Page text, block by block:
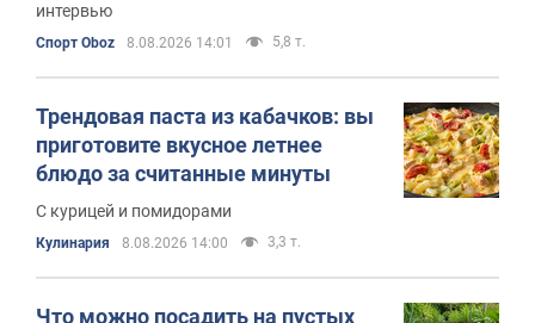
интервью
Спорт Oboz 8.08.2026 14:01 5,8 т.
Трендовая паста из кабачков: вы
приготовите вкусное летнее
блюдо за считанные минуты
С курицей и помидорами
Кулинария 8.08.2026 14:00 3,3 т.
Что можно посадить на пустых